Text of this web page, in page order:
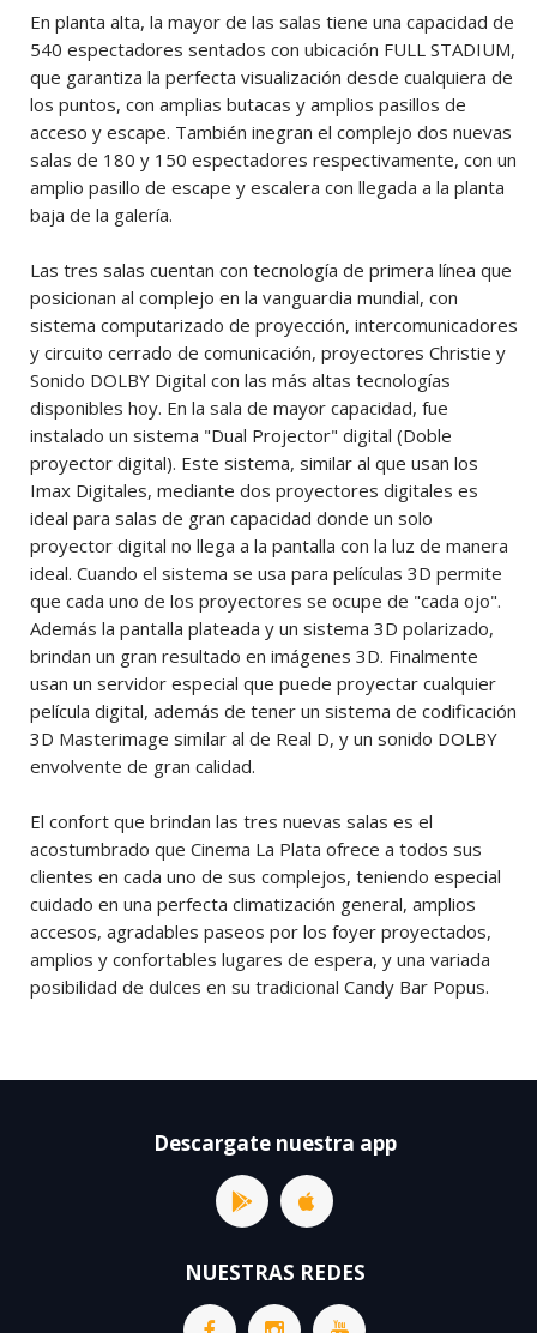
En planta alta, la mayor de las salas tiene una capacidad de
540 espectadores sentados con ubicación FULL STADIUM,
que garantiza la perfecta visualización desde cualquiera de
los puntos, con amplias butacas y amplios pasillos de
acceso y escape. También inegran el complejo dos nuevas
salas de 180 y 150 espectadores respectivamente, con un
amplio pasillo de escape y escalera con llegada a la planta
baja de la galería.
Las tres salas cuentan con tecnología de primera línea que
posicionan al complejo en la vanguardia mundial, con
sistema computarizado de proyección, intercomunicadores
y circuito cerrado de comunicación, proyectores Christie y
Sonido DOLBY Digital con las más altas tecnologías
disponibles hoy. En la sala de mayor capacidad, fue
instalado un sistema "Dual Projector" digital (Doble
proyector digital). Este sistema, similar al que usan los
Imax Digitales, mediante dos proyectores digitales es
ideal para salas de gran capacidad donde un solo
proyector digital no llega a la pantalla con la luz de manera
ideal. Cuando el sistema se usa para películas 3D permite
que cada uno de los proyectores se ocupe de "cada ojo".
Además la pantalla plateada y un sistema 3D polarizado,
brindan un gran resultado en imágenes 3D. Finalmente
usan un servidor especial que puede proyectar cualquier
película digital, además de tener un sistema de codificación
3D Masterimage similar al de Real D, y un sonido DOLBY
envolvente de gran calidad.
El confort que brindan las tres nuevas salas es el
acostumbrado que Cinema La Plata ofrece a todos sus
clientes en cada uno de sus complejos, teniendo especial
cuidado en una perfecta climatización general, amplios
accesos, agradables paseos por los foyer proyectados,
amplios y confortables lugares de espera, y una variada
posibilidad de dulces en su tradicional Candy Bar Popus.
Descargate nuestra app
NUESTRAS REDES